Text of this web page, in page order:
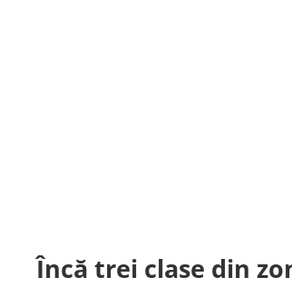
Încă trei clase din